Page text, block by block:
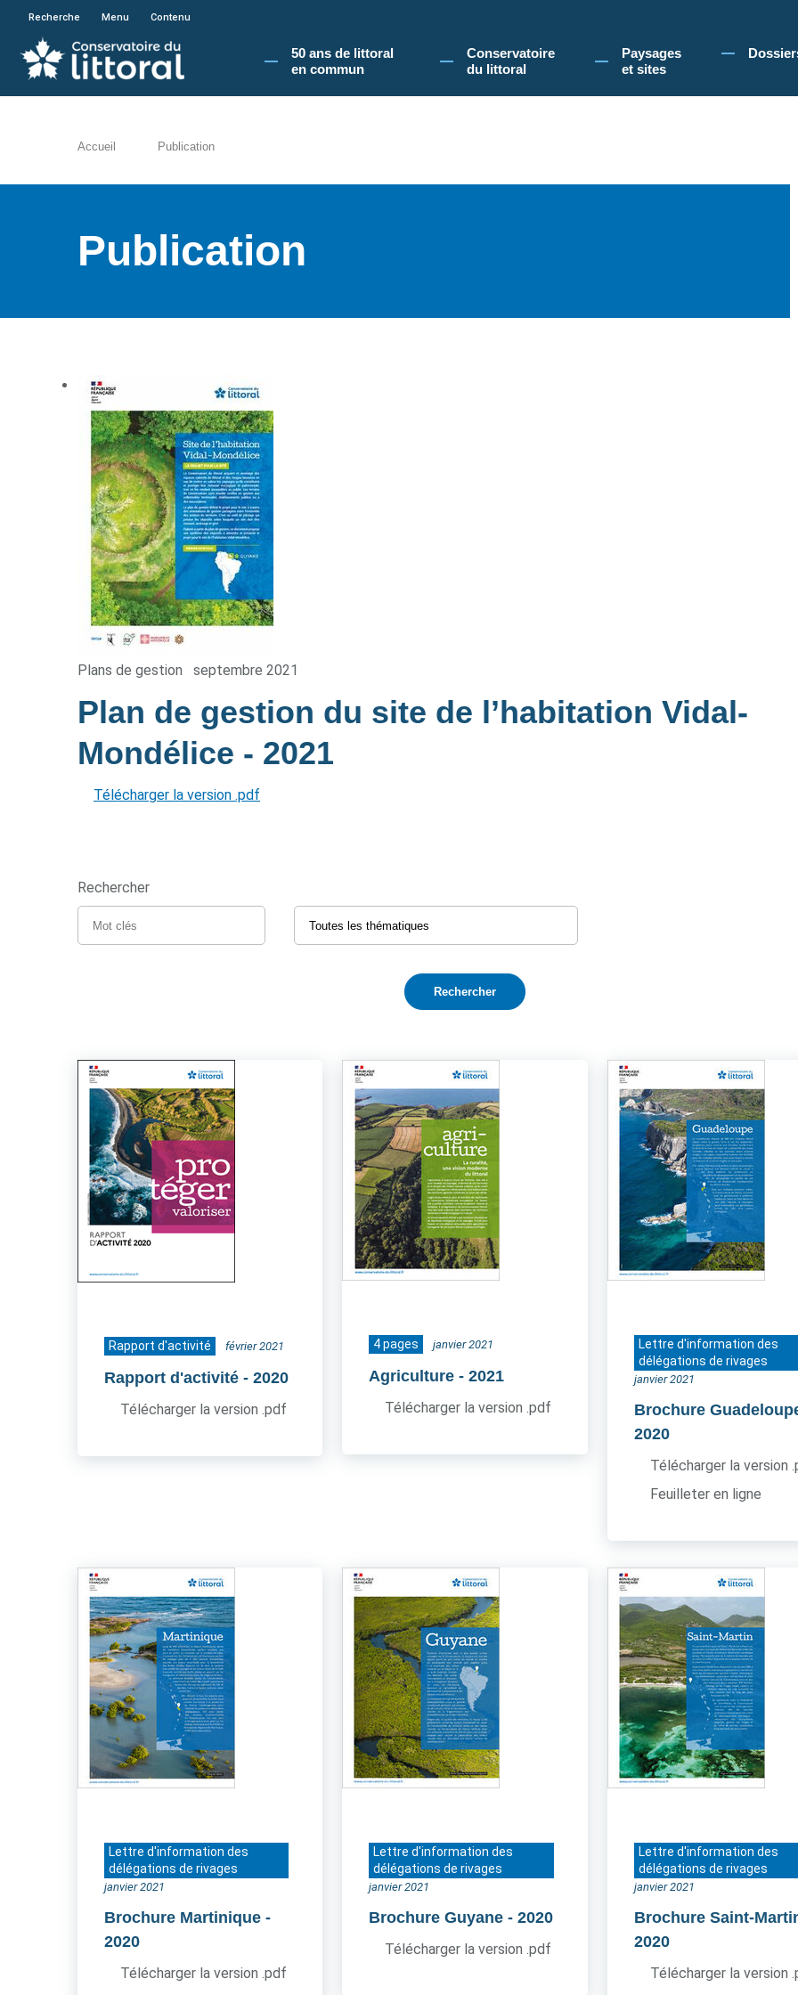
En poursuivant votre navigation sur le site du Conservatoire du littoral, vous acceptez l'utilisation de cookies pour vous
Recherche Menu Contenu
50 ans de littoral
en commun​
Conservatoire
du littoral
Paysages
et sites
Accueil Publication
Publication
Plans de gestion septembre 2021
Plan de gestion du site de l’habitation Vidal-
Mondélice - 2021
Télécharger la version .pdf
Rechercher
Rapport d'activité février 2021
Rapport d'activité - 2020
Télécharger la version .pdf
4 pages janvier 2021
Agriculture - 2021
Télécharger la version .pdf
Lettre d'information des
délégations de rivages
janvier 2021
Brochure
2020
Télécharger la version
Feuilleter en ligne
Lettre d'information des
délégations de rivages
janvier 2021
Brochure Martinique -
2020
Télécharger la version .pdf
Lettre d'information des
délégations de rivages
janvier 2021
Brochure Guyane - 2020
Télécharger la version .pdf
Lettre d'information des
délégations de rivages
janvier 2021
Brochure Saint-
2020
Télécharger la version